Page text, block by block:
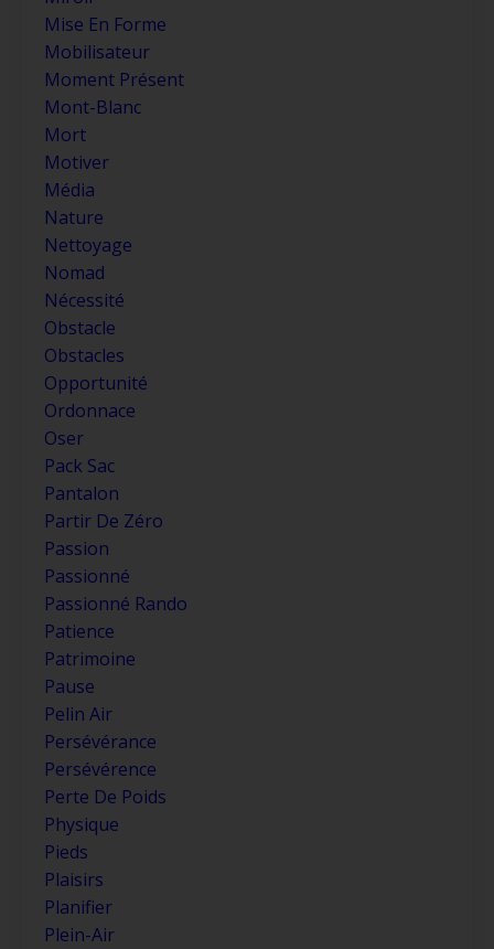
Mise En Forme
Mobilisateur
Moment Présent
Mont-Blanc
Mort
Motiver
Média
Nature
Nettoyage
Nomad
Nécessité
Obstacle
Obstacles
Opportunité
Ordonnace
Oser
Pack Sac
Pantalon
Partir De Zéro
Passion
Passionné
Passionné Rando
Patience
Patrimoine
Pause
Pelin Air
Persévérance
Persévérence
Perte De Poids
Physique
Pieds
Plaisirs
Planifier
Plein-Air